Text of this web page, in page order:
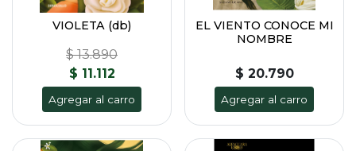
VIOLETA (db)
$ 13.890
$ 11.112
Agregar al carro
EL VIENTO CONOCE MI
NOMBRE
$ 20.790
Agregar al carro